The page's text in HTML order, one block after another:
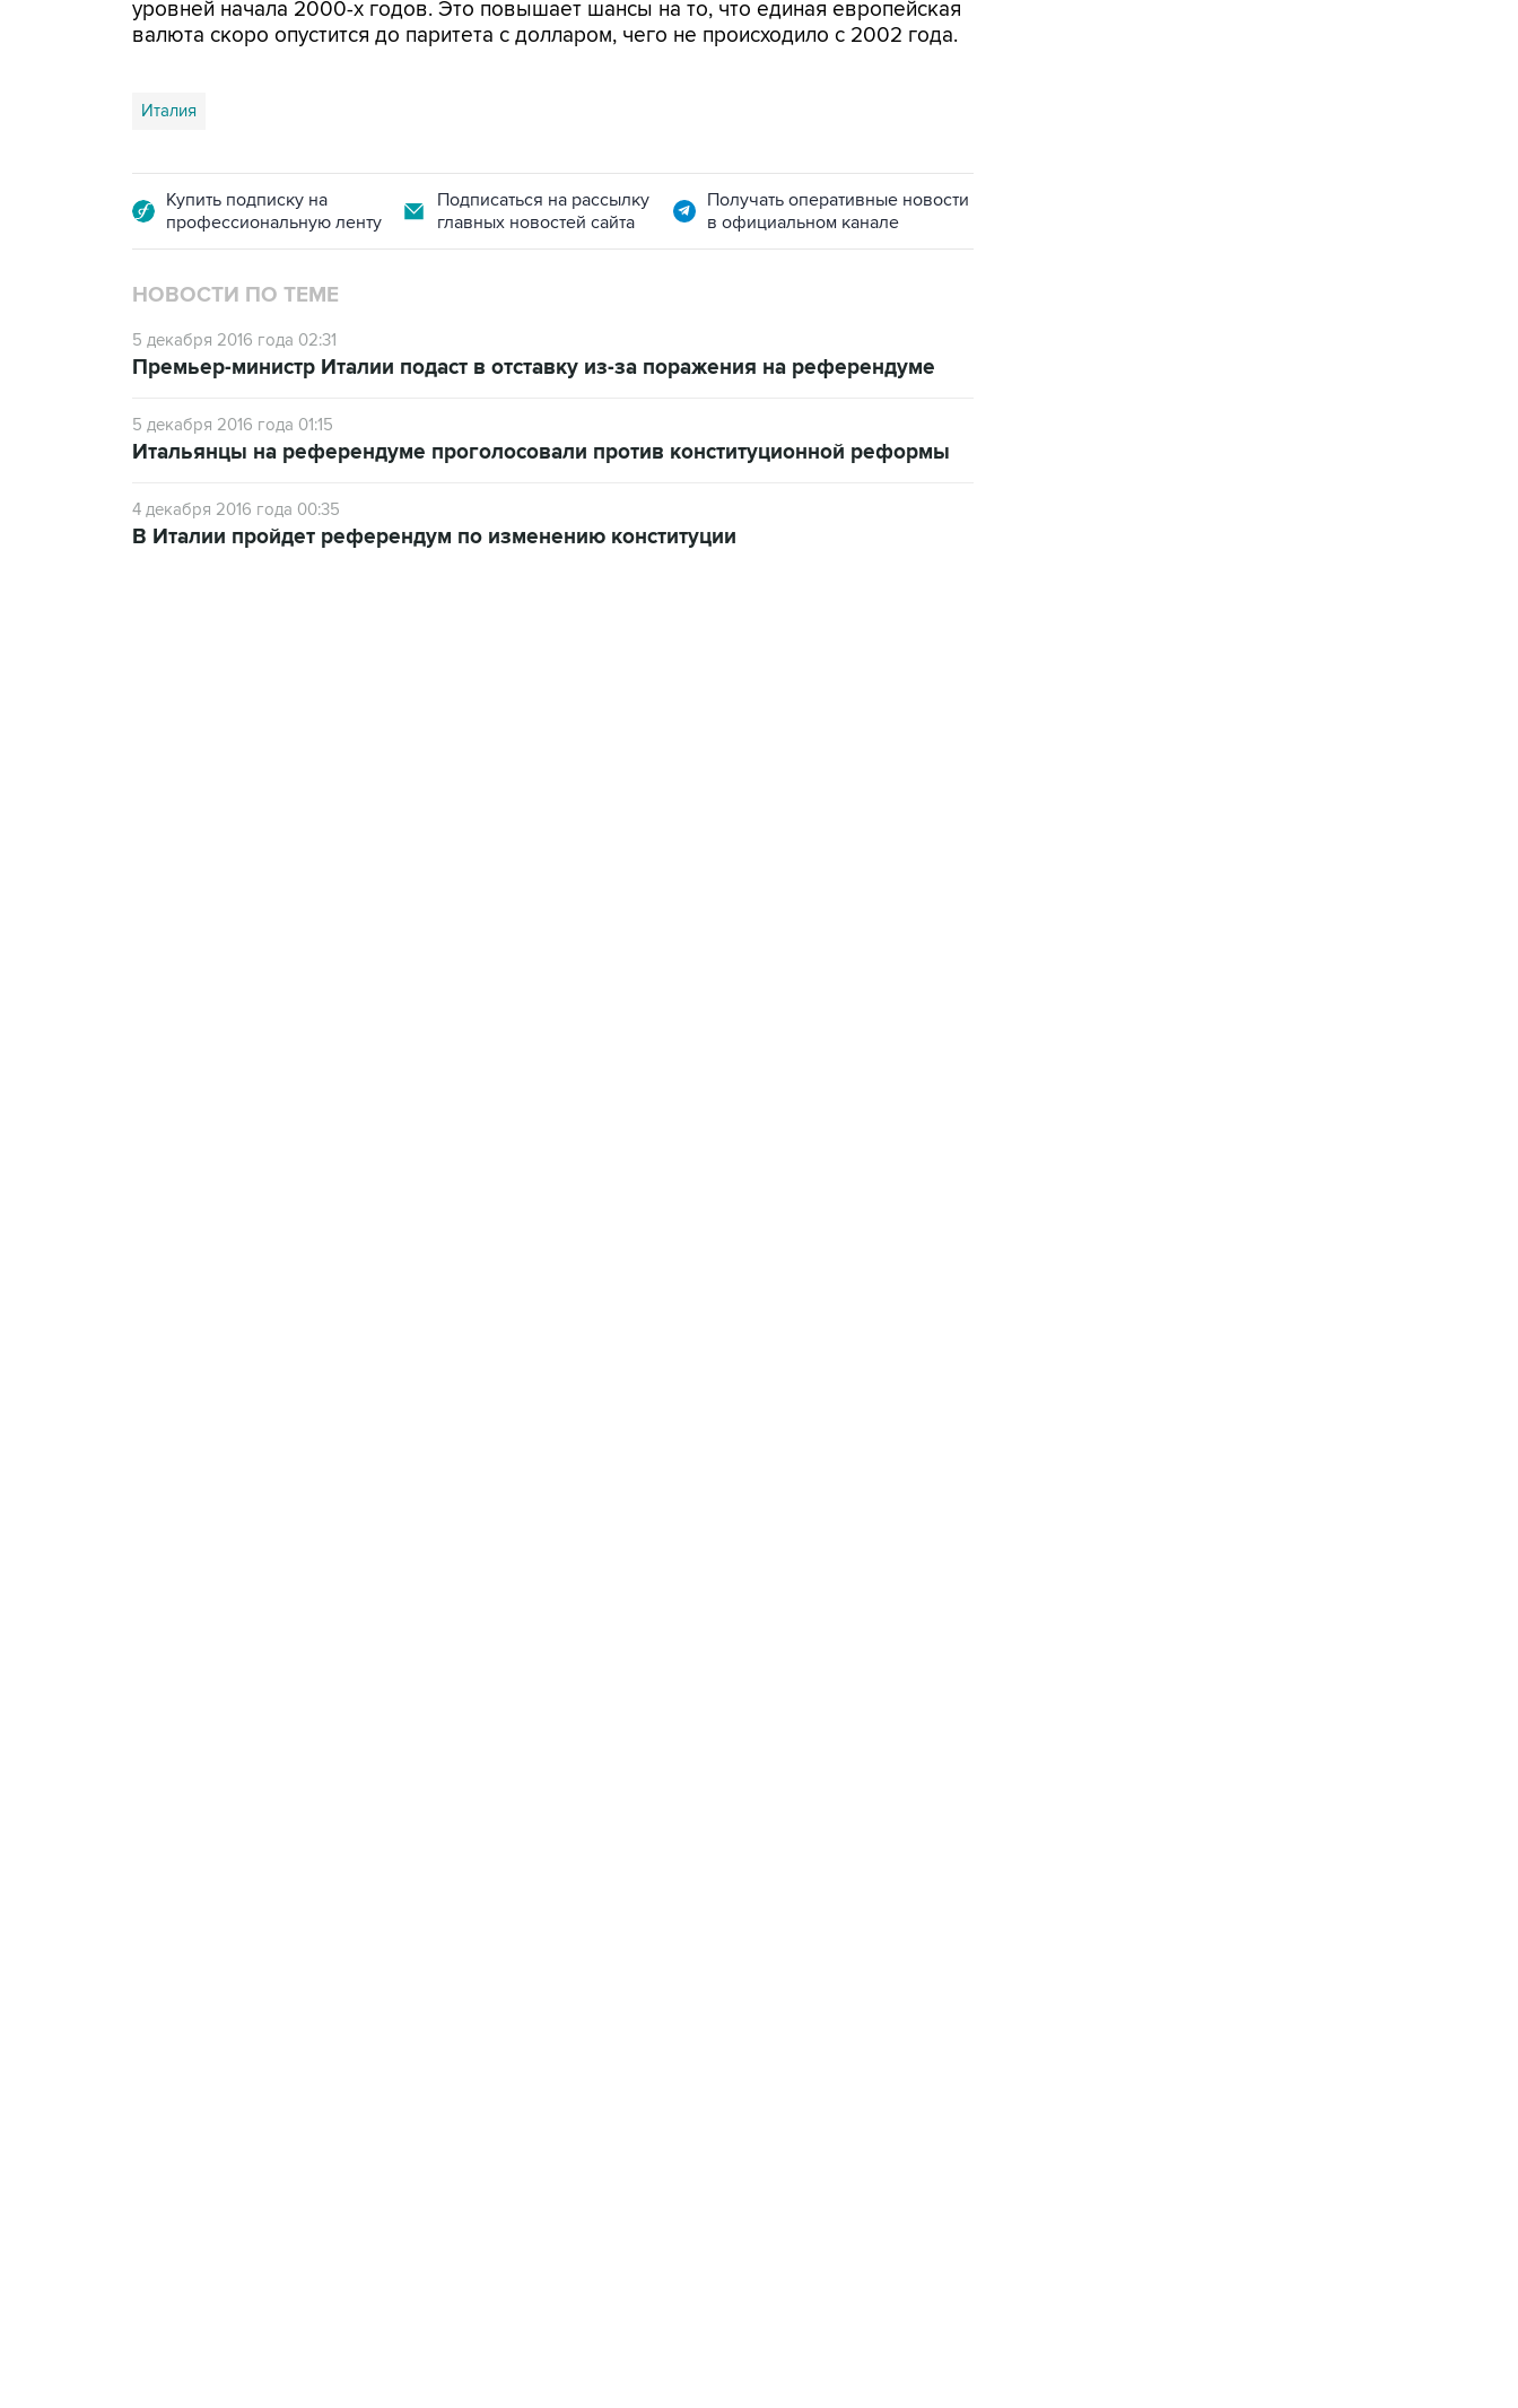
уровней начала 2000-х годов. Это повышает шансы на то, что единая европейская
валюта скоро опустится до паритета с долларом, чего не происходило с 2002 года.
Италия
Купить подписку на
профессиональную ленту
Подписаться на рассылку
главных новостей сайта
Получать оперативные новости
в официальном канале
НОВОСТИ ПО ТЕМЕ
5 декабря 2016 года 02:31
Премьер-министр Италии подаст в отставку из-за поражения на референдуме
5 декабря 2016 года 01:15
Итальянцы на референдуме проголосовали против конституционной реформы
4 декабря 2016 года 00:35
В Италии пройдет референдум по изменению конституции